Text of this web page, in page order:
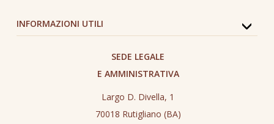
INFORMAZIONI UTILI
SEDE LEGALE
E AMMINISTRATIVA
Largo D. Divella, 1
70018 Rutigliano (BA)